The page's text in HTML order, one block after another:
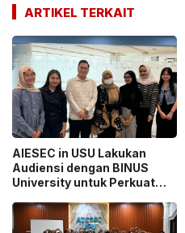
ARTIKEL TERKAIT
AIESEC in USU Lakukan
Audiensi dengan BINUS
University untuk Perkuat
Mahasiswa